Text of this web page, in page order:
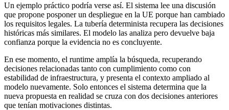
Un ejemplo práctico podría verse así. El sistema lee una discusión
que propone posponer un despliegue en la UE porque han cambiado
los requisitos legales. La tubería determinista recupera las decisiones
históricas más similares. El modelo las analiza pero devuelve baja
confianza porque la evidencia no es concluyente.
En ese momento, el runtime amplía la búsqueda, recuperando
decisiones relacionadas tanto con cumplimiento como con
estabilidad de infraestructura, y presenta el contexto ampliado al
modelo nuevamente. Solo entonces el sistema determina que la
nueva propuesta en realidad se cruza con dos decisiones anteriores
que tenían motivaciones distintas.